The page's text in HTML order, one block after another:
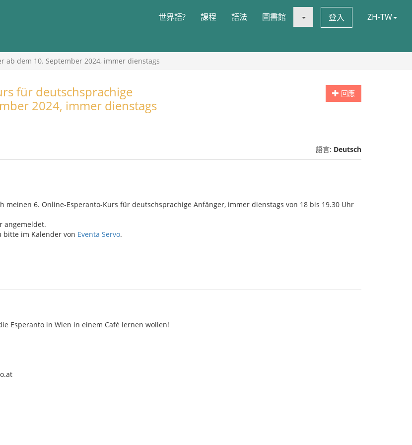
世界語? 課程 語法 圖書館 登入 ZH-TW
dem 10. September 2024, immer dienstags
回應
für deutschsprachige
2024, immer dienstags
語言: Deutsch
meinen 6. Online-Esperanto-Kurs für deutschsprachige Anfänger, immer dienstags von 18 bis 19.30 Uhr
angemeldet.
bitte im Kalender von Eventa Servo.
Esperanto in Wien in einem Café lernen wollen!